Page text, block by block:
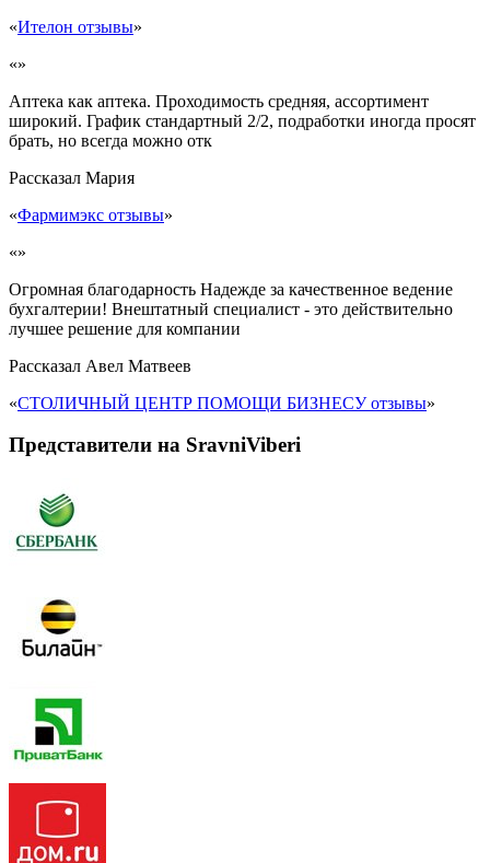
«Ителон отзывы»
«»
Аптека как аптека. Проходимость средняя, ассортимент
широкий. График стандартный 2/2, подработки иногда просят
брать, но всегда можно отк
Рассказал Мария
«Фармимэкс отзывы»
«»
Огромная благодарность Надежде за качественное ведение
бухгалтерии! Внештатный специалист - это действительно
лучшее решение для компании
Рассказал Авел Матвеев
«СТОЛИЧНЫЙ ЦЕНТР ПОМОЩИ БИЗНЕСУ отзывы»
Представители на SravniViberi